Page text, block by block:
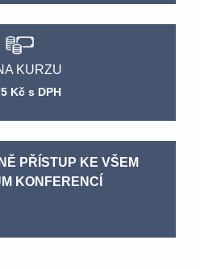
KURZU
Kč s DPH
PŘÍSTUP KE VŠEM
KONFERENCÍ